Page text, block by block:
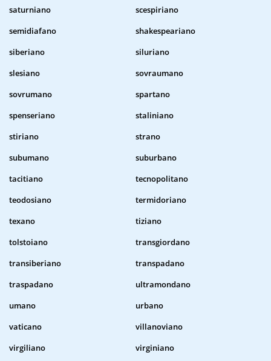
saturniano
scespiriano
semidiafano
shakespeariano
siberiano
siluriano
slesiano
sovraumano
sovrumano
spartano
spenseriano
staliniano
stiriano
strano
subumano
suburbano
tacitiano
tecnopolitano
teodosiano
termidoriano
texano
tiziano
tolstoiano
transgiordano
transiberiano
transpadano
traspadano
ultramondano
umano
urbano
vaticano
villanoviano
virgiliano
virginiano